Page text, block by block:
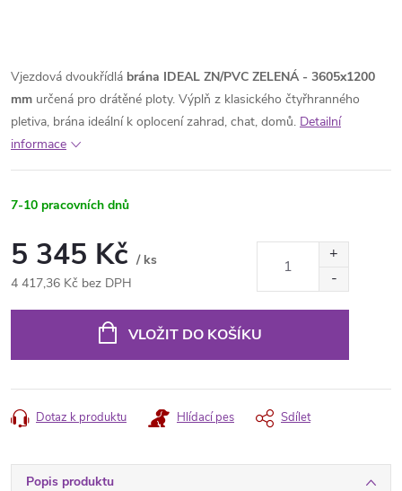
Vjezdová dvoukřídlá brána IDEAL ZN/PVC ZELENÁ - 3605x1200
mm určená pro drátěné ploty. Výplň z klasického čtyřhranného
pletiva, brána ideální k oplocení zahrad, chat, domů. Detailní
informace
7-10 pracovních dnů
5 345 Kč / ks
4 417,36 Kč bez DPH
VLOŽIT DO KOŠÍKU
Dotaz k produktu Hlídací pes Sdílet
Popis produktu